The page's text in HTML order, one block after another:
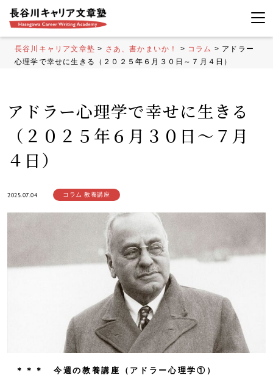
長谷川キャリア文章塾 > さあ、書かまいか！ > コラム > アドラー
心理学で幸せに生きる（２０２５年６月３０日～７月４日）
アドラー心理学で幸せに生きる
（２０２５年６月３０日～７月
４日）
2025.07.04 コラム 教養講座
＊＊＊ 今週の教養講座（アドラー心理学①）